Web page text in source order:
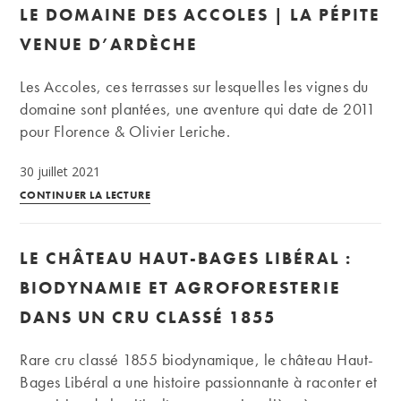
la
Maison
Delaunay
LE DOMAINE DES ACCOLES | LA PÉPITE
VENUE D’ARDÈCHE
Les Accoles, ces terrasses sur lesquelles les vignes du
domaine sont plantées, une aventure qui date de 2011
pour Florence & Olivier Leriche.
30 juillet 2021
CONTINUER LA LECTURELe
Accoles
|
pépite
venue
d’Ardèche
LE CHÂTEAU HAUT-BAGES LIBÉRAL :
BIODYNAMIE ET AGROFORESTERIE
DANS UN CRU CLASSÉ 1855
Rare cru classé 1855 biodynamique, le château Haut-
Bages Libéral a une histoire passionnante à raconter et